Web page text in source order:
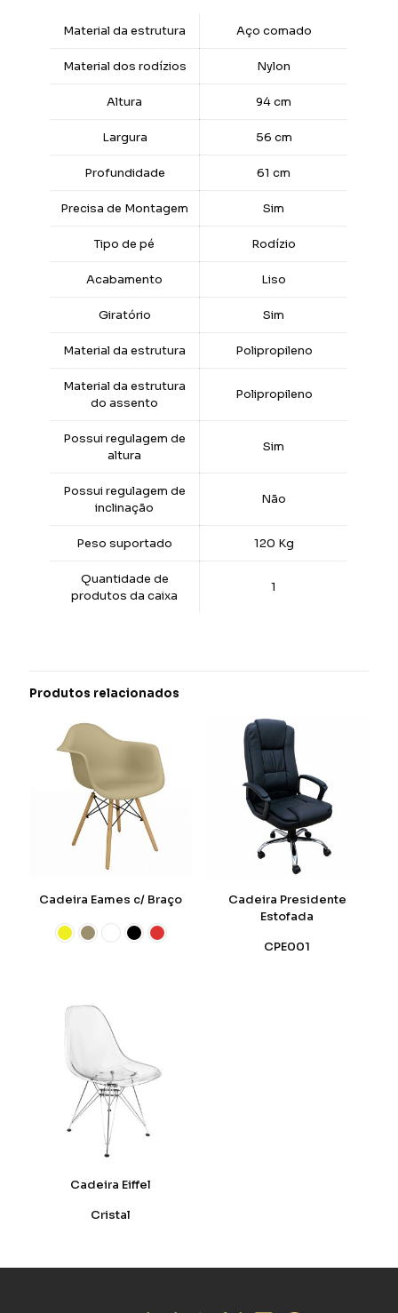
Material da estrutura Aço comado
Material dos rodízios Nylon
Altura 94 cm
Largura 56 cm
Profundidade 61 cm
Precisa de Montagem Sim
Tipo de pé Rodízio
Acabamento Liso
Giratório Sim
Material da estrutura Polipropileno
Material da estrutura
do assento
Polipropileno
Possui regulagem de
altura
Sim
Possui regulagem de
inclinação
Não
Peso suportado 120 Kg
Quantidade de
produtos da caixa
1
Produtos relacionados
Cadeira Eames c/ Braço
Cadeira Presidente
Estofada
CPE001
Cadeira Eiffel
Cristal